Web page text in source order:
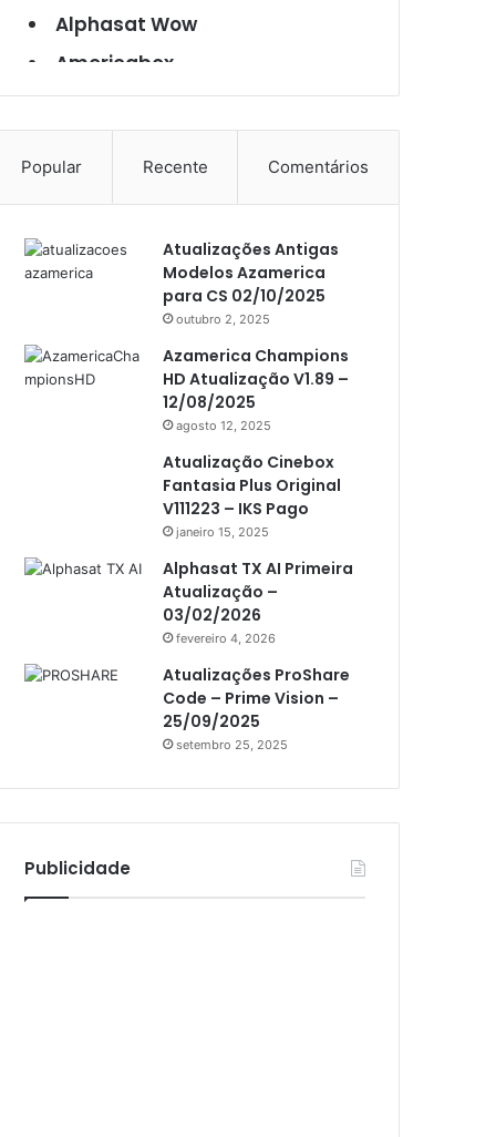
Alphasat Wow
Americabox
Americabox S101
Americabox S105 Plus
Americabox S205 Plus
Americabox S305 Plus
Atacado Games
Athomics Eon
Athomics i3
Athomics i3 Bold
Athomics Inspire Qi
Athomics inspire Qi Compact
Athomics Inspire Qi Lite
Athomics S3
Athomics T3
ATV
Popular Recente Comentários
Atualizações Antigas
Modelos Azamerica
para CS 02/10/2025
outubro 2, 2025
Azamerica Champions
HD Atualização V1.89 –
12/08/2025
agosto 12, 2025
Atualização Cinebox
Fantasia Plus Original
V111223 – IKS Pago
janeiro 15, 2025
Alphasat TX AI Primeira
Atualização –
03/02/2026
fevereiro 4, 2026
Atualizações ProShare
Code – Prime Vision –
25/09/2025
setembro 25, 2025
Publicidade